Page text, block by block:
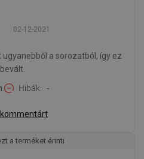
02-12-2021
a sorozatból, így ez
Hibák -
a terméket érinti